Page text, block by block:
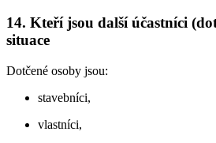
14. Kteří jsou další účastníci
situace
Dotčené osoby jsou:
stavebníci,
vlastníci,